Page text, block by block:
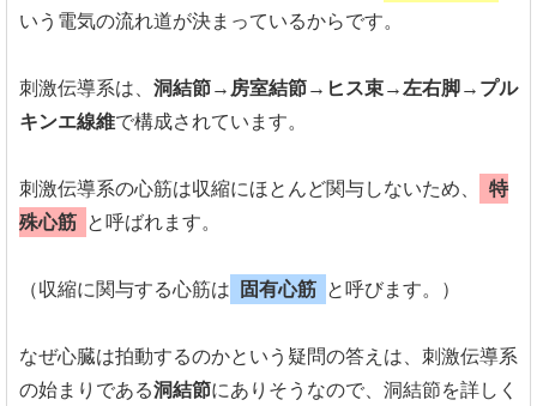
いう電気の流れ道が決まっているからです。
刺激伝導系は、 洞結節→房室結節→ヒス束→左右脚→プル
キンエ線維で構成されています。
刺激伝導系の心筋は収縮にほとんど関与しないため、
特
殊心筋 と呼ばれます。
（収縮に関与する心筋は 固有心筋 と呼びます。）
なぜ心臓は拍動するのかという疑問の答えは、刺激伝導系
の始まりである洞結節にありそうなので、洞結節を詳しく